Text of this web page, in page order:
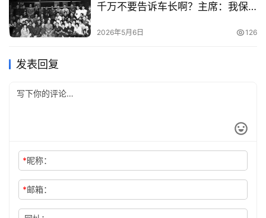
千万不要告诉车长啊？主席：我保
2026年5月6日 126
发表回复
*昵称：
*邮箱：